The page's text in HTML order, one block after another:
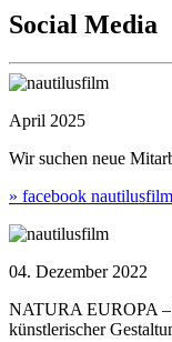
Social Media
April 2025
Wir suchen neue
» facebook nautilusfilm
04. Dezember 2022
NATURA EUROPA
künstlerischer